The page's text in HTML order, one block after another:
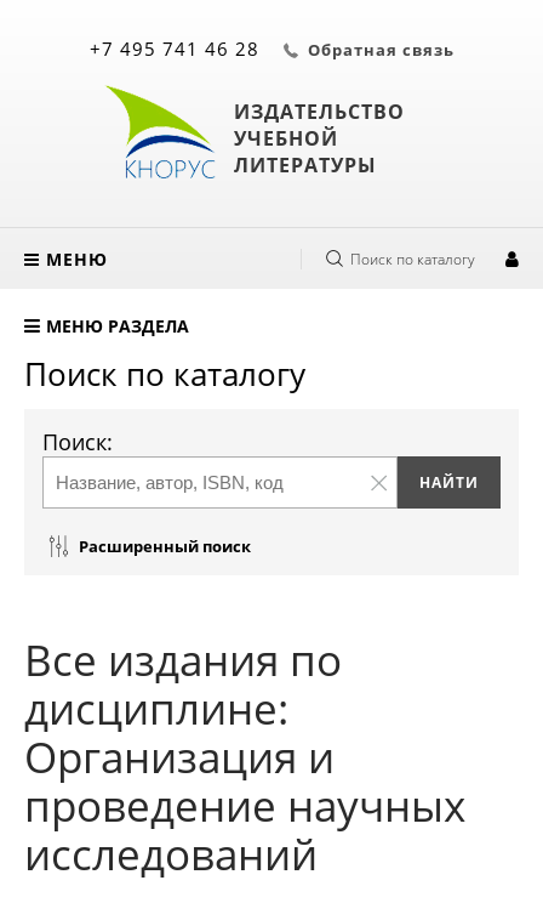
ИЗДАТЕЛЬСТВО
УЧЕБНОЙ
ЛИТЕРАТУРЫ
+7 495 741 46 28 Обратная связь
МЕНЮ Поиск по каталогу
МЕНЮ РАЗДЕЛА
Поиск по каталогу
Поиск:
Расширенный поиск
Все издания по
дисциплине:
Организация и
проведение научных
исследований